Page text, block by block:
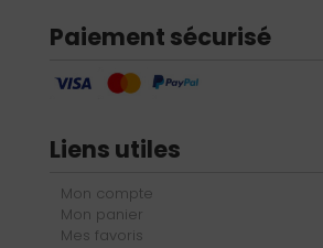
Paiement sécurisé
Liens utiles
Mon compte
Mon panier
Mes favoris